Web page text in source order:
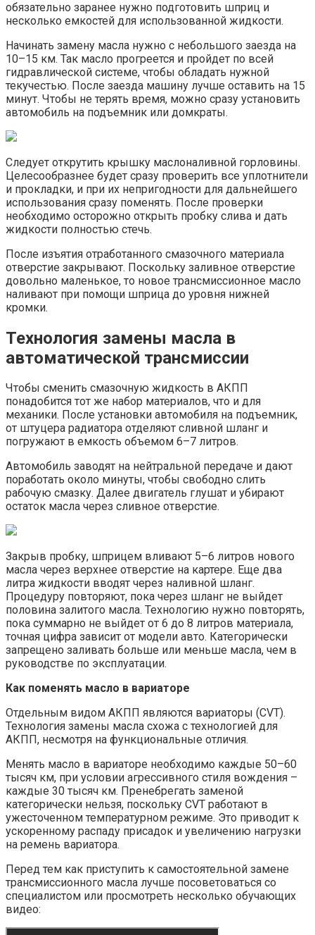
обязательно заранее нужно подготовить шприц и
несколько емкостей для использованной жидкости.
Начинать замену масла нужно с небольшого заезда на
10–15 км. Так масло прогреется и пройдет по всей
гидравлической системе, чтобы обладать нужной
текучестью. После заезда машину лучше оставить на 15
минут. Чтобы не терять время, можно сразу установить
автомобиль на подъемник или домкраты.
Следует открутить крышку маслоналивной горловины.
Целесообразнее будет сразу проверить все уплотнители
и прокладки, и при их непригодности для дальнейшего
использования сразу поменять. После проверки
необходимо осторожно открыть пробку слива и дать
жидкости полностью стечь.
После изъятия отработанного смазочного материала
отверстие закрывают. Поскольку заливное отверстие
довольно маленькое, то новое трансмиссионное масло
наливают при помощи шприца до уровня нижней
кромки.
Технология замены масла в
автоматической трансмиссии
Чтобы сменить смазочную жидкость в АКПП
понадобится тот же набор материалов, что и для
механики. После установки автомобиля на подъемник,
от штуцера радиатора отделяют сливной шланг и
погружают в емкость объемом 6–7 литров.
Автомобиль заводят на нейтральной передаче и дают
поработать около минуты, чтобы свободно слить
рабочую смазку. Далее двигатель глушат и убирают
остаток масла через сливное отверстие.
Закрыв пробку, шприцем вливают 5–6 литров нового
масла через верхнее отверстие на картере. Еще два
литра жидкости вводят через наливной шланг.
Процедуру повторяют, пока через шланг не выйдет
половина залитого масла. Технологию нужно повторять,
пока суммарно не выйдет от 6 до 8 литров материала,
точная цифра зависит от модели авто. Категорически
запрещено заливать больше или меньше масла, чем в
руководстве по эксплуатации.
Как поменять масло в вариаторе
Отдельным видом АКПП являются вариаторы (CVT).
Технология замены масла схожа с технологией для
АКПП, несмотря на функциональные отличия.
Менять масло в вариаторе необходимо каждые 50–60
тысяч км, при условии агрессивного стиля вождения –
каждые 30 тысяч км. Пренебрегать заменой
категорически нельзя, поскольку CVT работают в
ужесточенном температурном режиме. Это приводит к
ускоренному распаду присадок и увеличению нагрузки
на ремень вариатора.
Перед тем как приступить к самостоятельной замене
трансмиссионного масла лучше посоветоваться со
специалистом или просмотреть несколько обучающих
видео: